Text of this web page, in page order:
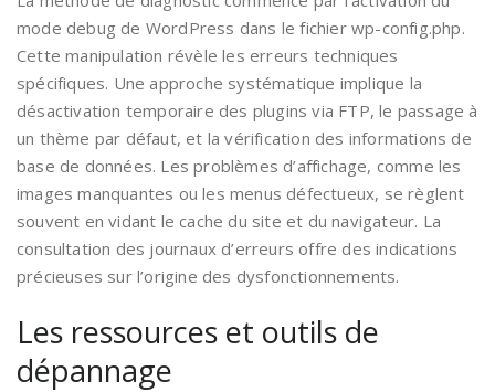
mode debug de WordPress dans le fichier wp-config.php.
Cette manipulation révèle les erreurs techniques
spécifiques. Une approche systématique implique la
désactivation temporaire des plugins via FTP, le passage à
un thème par défaut, et la vérification des informations de
base de données. Les problèmes d’affichage, comme les
images manquantes ou les menus défectueux, se règlent
souvent en vidant le cache du site et du navigateur. La
consultation des journaux d’erreurs offre des indications
précieuses sur l’origine des dysfonctionnements.
Les ressources et outils de
dépannage